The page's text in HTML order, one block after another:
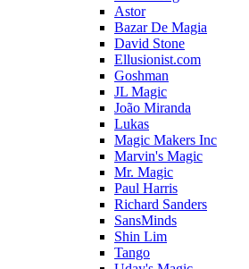
Astor
Bazar De Magia
David Stone
Ellusionist.com
Goshman
JL Magic
João Miranda
Lukas
Magic Makers Inc
Marvin's Magic
Mr. Magic
Paul Harris
Richard Sanders
SansMinds
Shin Lim
Tango